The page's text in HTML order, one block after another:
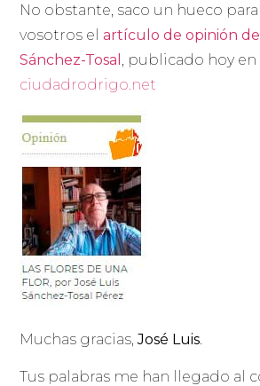
No obstante, saco un hueco
vosotros elartículo de opinión de
Sánchez-Tosal
, publicado hoy en
ciudadrodrigo.net
Muchas gracias,José Luis
Tus palabras me han llegado al